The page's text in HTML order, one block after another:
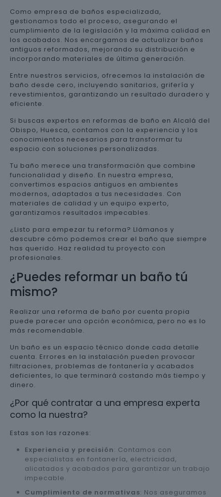
Como empresa de baños especializada,
gestionamos todo el proceso, asegurando el
cumplimiento de la legislación y la máxima calidad en
los acabados. Nos encargamos de actualizar baños
antiguos reformados, mejorando su distribución e
incorporando materiales de última generación.
Entre nuestros servicios, ofrecemos la instalación de
baño desde cero, incluyendo sanitarios, grifería y
revestimientos, garantizando un resultado duradero y
eficiente.
Si buscas expertos en reformas de baño en Alcalá del
Obispo, Huesca, contamos con la experiencia y los
conocimientos necesarios para transformar tu
espacio con soluciones personalizadas.
Tu baño merece una transformación que combine
funcionalidad y diseño. En nuestra empresa,
convertimos espacios antiguos en ambientes
modernos, adaptados a tus necesidades. Con
materiales de calidad y un equipo experto,
garantizamos resultados impecables.
¿Listo para empezar tu reforma? Llámanos y
descubre cómo podemos crear el baño que siempre
has querido. Haz realidad tu proyecto con
profesionales.
¿Puedes reformar un baño tú
mismo?
Realizar una reforma de baño por cuenta propia
puede parecer una opción económica, pero no es lo
más recomendable.
Un baño es un espacio técnico donde cada detalle
cuenta. Errores en la instalación pueden provocar
filtraciones, problemas de fontanería y acabados
deficientes, lo que terminará costando más tiempo y
dinero.
¿Por qué contratar a una empresa experta
como la nuestra?
Estas son las razones:
Experiencia y precisión: Contamos con
especialistas en fontanería, electricidad,
alicatados y acabados para garantizar un trabajo
impecable.
Cumplimiento de normativas: Nos aseguramos